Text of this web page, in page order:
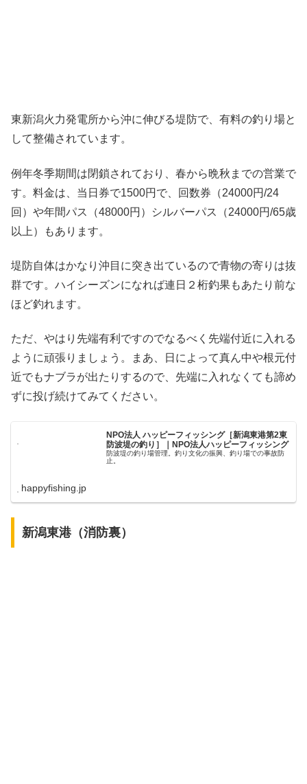
東新潟火力発電所から沖に伸びる堤防で、有料の釣り場と
して整備されています。
例年冬季期間は閉鎖されており、春から晩秋までの営業で
す。料金は、当日券で1500円で、回数券（24000円/24
回）や年間パス（48000円）シルバーパス（24000円/65歳
以上）もあります。
堤防自体はかなり沖目に突き出ているので青物の寄りは抜
群です。ハイシーズンになれば連日２桁釣果もあたり前な
ほど釣れます。
ただ、やはり先端有利ですのでなるべく先端付近に入れる
ように頑張りましょう。まあ、日によって真ん中や根元付
近でもナブラが出たりするので、先端に入れなくても諦め
ずに投げ続けてみてください。
NPO法人 ハッピーフィッシング［新潟東港第2東
防波堤の釣り］｜NPO法人ハッピーフィッシング
防波堤の釣り場管理。釣り文化の振興、釣り場での事故防
止。
happyfishing.jp
新潟東港（消防裏）